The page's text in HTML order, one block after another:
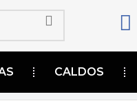
CALDOS